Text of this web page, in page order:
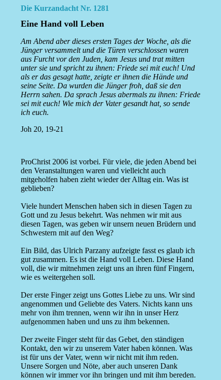
Die Kurzandacht Nr. 1281
Eine Hand voll Leben
Am Abend aber dieses ersten Tages der Woche, als die
Jünger versammelt und die Türen verschlossen waren
aus Furcht vor den Juden, kam Jesus und trat mitten
unter sie und spricht zu ihnen: Friede sei mit euch! Und
als er das gesagt hatte, zeigte er ihnen die Hände und
seine Seite. Da wurden die Jünger froh, daß sie den
Herrn sahen. Da sprach Jesus abermals zu ihnen: Friede
sei mit euch! Wie mich der Vater gesandt hat, so sende
ich euch.
Joh 20, 19-21
ProChrist 2006 ist vorbei. Für viele, die jeden Abend bei
den Veranstaltungen waren und vielleicht auch
mitgeholfen haben zieht wieder der Alltag ein. Was ist
geblieben?
Viele hundert Menschen haben sich in diesen Tagen zu
Gott und zu Jesus bekehrt. Was nehmen wir mit aus
diesen Tagen, was geben wir unsern neuen Brüdern und
Schwestern mit auf den Weg?
Ein Bild, das Ulrich Parzany aufzeigte fasst es glaub ich
gut zusammen. Es ist die Hand voll Leben. Diese Hand
voll, die wir mitnehmen zeigt uns an ihren fünf Fingern,
wie es weitergehen soll.
Der erste Finger zeigt uns Gottes Liebe zu uns. Wir sind
angenommen und Geliebte des Vaters. Nichts kann uns
mehr von ihm trennen, wenn wir ihn in unser Herz
aufgenommen haben und uns zu ihm bekennen.
Der zweite Finger steht für das Gebet, den ständigen
Kontakt, den wir zu unserem Vater haben können. Was
ist für uns der Vater, wenn wir nicht mit ihm reden.
Unsere Sorgen und Nöte, aber auch unseren Dank
können wir immer vor ihn bringen und mit ihm bereden.